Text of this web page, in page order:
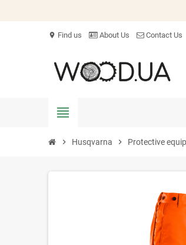
location_on Find us About Us Contact Us
view_headline
chevron_right Husqvarna chevron_right Protective